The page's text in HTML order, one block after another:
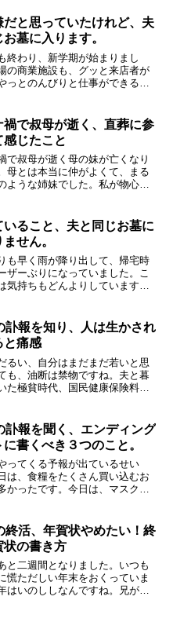
だと思っていたけれど、夫
お墓に入ります。
終わり、新学期が始まりまし
の商業施設も、グッと来店者が
っとのんびりと仕事ができるよ
。年間７７００円、市営なの
安さですむのはありが...
禍で叔母が逝く、直葬に参
感じたこと
で叔母が逝く母の妹が亡くなり
母とは本当に仲がよくて、まる
ような姉妹でした。私が物心つ
たかも。ところが、８０歳で逝
はとても寂しい晩...
いること、夫と同じお墓に
せん。
も早く雨が降り出して、帰宅時
ザーぶりになっていました。こ
気持ちもどんよりしています。
お持ちなんだろうと思っていた
。海に散骨してほ...
訃報を知り、人は生かされ
と痛感
るい、自分はまだまだ若いと思
も、油断は禁物ですね。夫と暮
た極貧時代、国民健康保険料の
かかってません(歯医者は行った
居をスタート...
訃報を聞く、エンディング
に書くべき３つのこと。
ってくる予報が出ているせい
は、食糧をたくさん買い込むお
かったです。今日は、マスクの
いので、どうやら風邪をひいた
。６０代の訃報を聞...
終活、年賀状やめたい！終
状の書き方
と二週間となりました。いつも
慌ただしい年末をおくっていま
はいのししなんですね。兄が年